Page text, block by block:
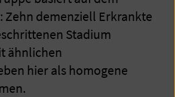
Zehn demenziell Erkrankte
Stadium
ähnlichen
hier als homogene